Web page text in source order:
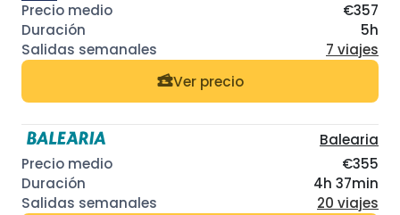
€357
5h
7 viajes
Ver precio
Balearia
€355
4h 37min
20 viajes